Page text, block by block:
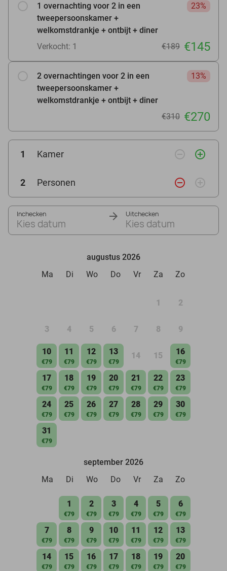
1 overnachting voor 2 in een
tweepersoonskamer +
welkomstdrankje + ontbijt + diner
23%
Verkocht: 1 €189 €145
2 overnachtingen voor 2 in een
tweepersoonskamer +
welkomstdrankje + ontbijt + diner
13%
€310 €270
1 Kamer remove_circle_outline add_circle_outline
2 Personen remove_circle_outline add_circle_outline
Inchecken
Kies datum
Uitchecken
Kies datum
augustus 2026
Ma
Di Wo Do Vr Za Zo
1 2
3 4 5 6 7 8 9
10
€79
11
€79
12
€79
13
€79
14 15 16
€79
17
€79
18
€79
19
€79
20
€79
21
€79
22
€79
23
€79
24
€79
25
€79
26
€79
27
€79
28
€79
29
€79
30
€79
31
€79
september 2026
Ma
Di Wo Do Vr Za Zo
1
€79
2
€79
3
€79
4
€79
5
€79
6
€79
7
€79
8
€79
9
€79
10
€79
11
€79
12
€79
13
€79
14
€79
15
€79
16
€79
17
€79
18
€79
19
€79
20
€79